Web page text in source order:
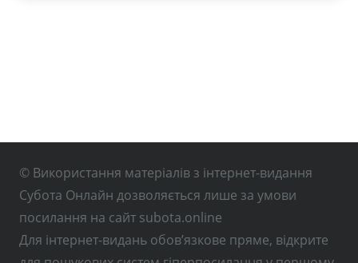
© Використання матеріалів з інтернет-видання
Субота Онлайн дозволяється лише за умови
посилання на сайт subota.online
Для інтернет-видань обов’язкове пряме, відкрите